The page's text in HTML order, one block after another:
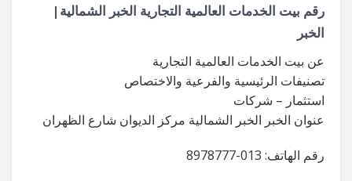
رقم بيت الخدمات العالمية التجارية الخبر الشمالية|
الخبر
عن بيت الخدمات العالمية التجارية
تصنيفات الرئيسية والفرعية والاختصاص
استثمار – شركات
عنوان الخبر الخبر الشمالية مركز الديوان شارع الظهران
رقم الهاتف: 013-8978777